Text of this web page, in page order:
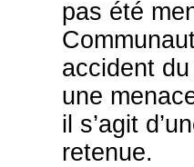
pas été
accident
une
il s’agit
retenue.